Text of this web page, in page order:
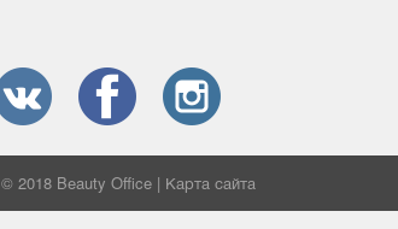
© 2018 Beauty Office | Карта сайта